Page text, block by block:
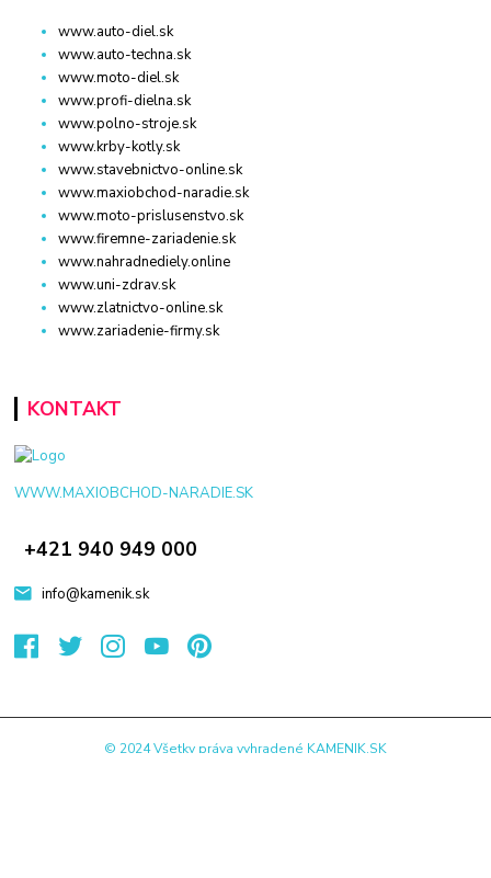
www.auto-diel.sk
www.auto-techna.sk
www.moto-diel.sk
www.profi-dielna.sk
www.polno-stroje.sk
www.krby-kotly.sk
www.stavebnictvo-online.sk
www.maxiobchod-naradie.sk
www.moto-prislusenstvo.sk
www.firemne-zariadenie.sk
www.nahradnediely.online
www.uni-zdrav.sk
www.zlatnictvo-online.sk
www.zariadenie-firmy.sk
KONTAKT
WWW.MAXIOBCHOD-NARADIE.SK
+421 940 949 000
info@kamenik.sk
© 2024 Všetky práva vyhradené KAMENIK.SK